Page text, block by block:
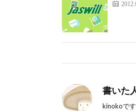
書いた
kinokoです